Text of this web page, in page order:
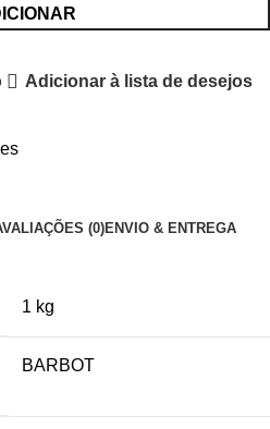
Adicionar à lista de desejos
(0)ENVIO & ENTREGA
1 kg
BARBOT